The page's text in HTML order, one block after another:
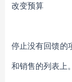
改变预算
停止没有回馈的
和销售的列表上。